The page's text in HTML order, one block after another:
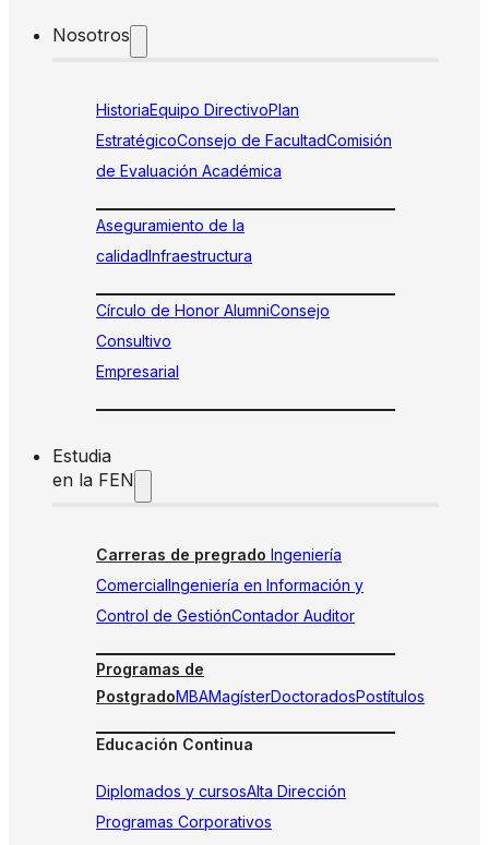
Nosotros
HistoriaEquipo DirectivoPlan
EstratégicoConsejo de FacultadComisión
de Evaluación Académica
Aseguramiento de la
calidadInfraestructura
Círculo de Honor AlumniConsejo
Consultivo
Empresarial
Estudia
en la FEN
Carreras de pregrado Ingeniería
ComercialIngeniería en Información y
Control de GestiónContador Auditor
Programas de
PostgradoMBAMagísterDoctoradosPostítulos
Educación Continua
Diplomados y cursosAlta Dirección
Programas Corporativos